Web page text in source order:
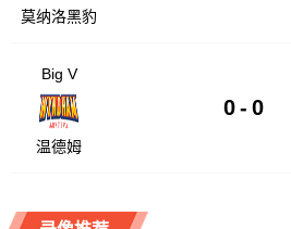
莫纳洛黑豹
Big V
温德姆
0 - 0